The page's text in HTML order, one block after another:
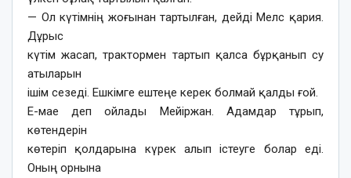
— Ол күтімнің жоғынан тартылған, дейді Мелс қария.
Дұрыс
күтім жасап, трактормен тартып қалса бұрқанып су
атыларын
ішім сезеді. Ешкімге ештеңе керек болмай қалды ғой.
Е-мае деп ойлады Мейіржан. Адамдар тұрып,
көтендерін
көтеріп қолдарына күрек алып істеуге болар еді.
Оның орнына